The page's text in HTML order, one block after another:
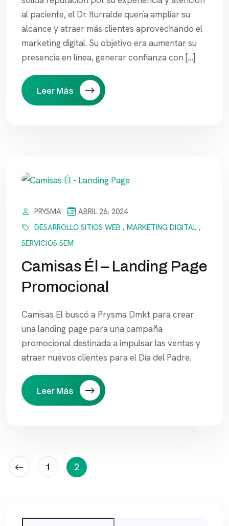
al paciente, el Dr. Iturralde quería ampliar su
alcance y atraer más clientes aprovechando el
marketing digital. Su objetivo era aumentar su
presencia en línea, generar confianza con […]
Leer Más
PRYSMA
ABRIL 26, 2024
DESARROLLO SITIOS WEB , MARKETING DIGITAL ,
SERVICIOS SEM
Camisas Él – Landing Page
Promocional
Camisas El buscó a Prysma Dmkt para crear
una landing page para una campaña
promocional destinada a impulsar las ventas y
atraer nuevos clientes para el Día del Padre.
Leer Más
Paginación
1 2
Buscar